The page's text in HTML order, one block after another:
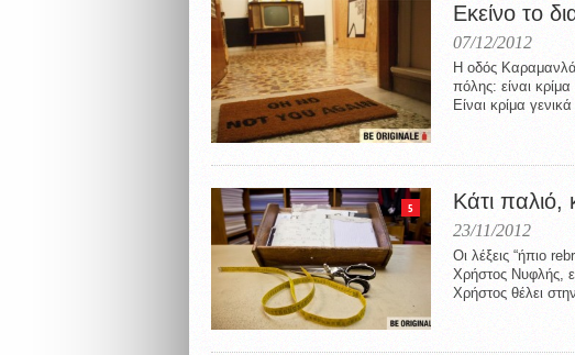
Εκείνο το
07/12/2012
Η οδός
πόλης: είναι κρίμα
Είναι κρίμα
5 Κάτι παλιό,
23/11/2012
Οι λέξεις “ήπιο
Χρήστος Νυφλής,
Χρήστος θέλει